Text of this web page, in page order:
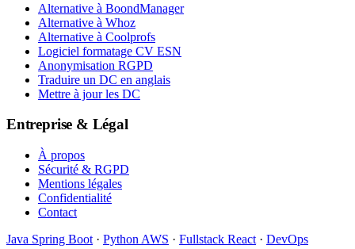
Alternative à BoondManager
Alternative à Whoz
Alternative à Coolprofs
Logiciel formatage CV ESN
Anonymisation RGPD
Traduire un DC en anglais
Mettre à jour les DC
Entreprise & Légal
À propos
Sécurité & RGPD
Mentions légales
Confidentialité
Contact
Java Spring Boot · Python AWS · Fullstack React · DevOps